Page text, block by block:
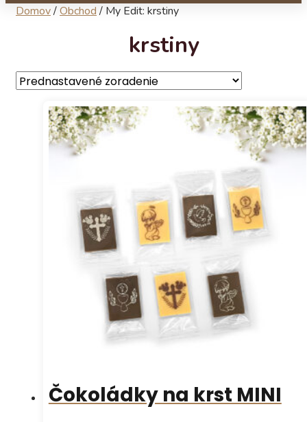
Domov/Obchod / My Edit: krstiny
krstiny
Čokoládky na krst MINI